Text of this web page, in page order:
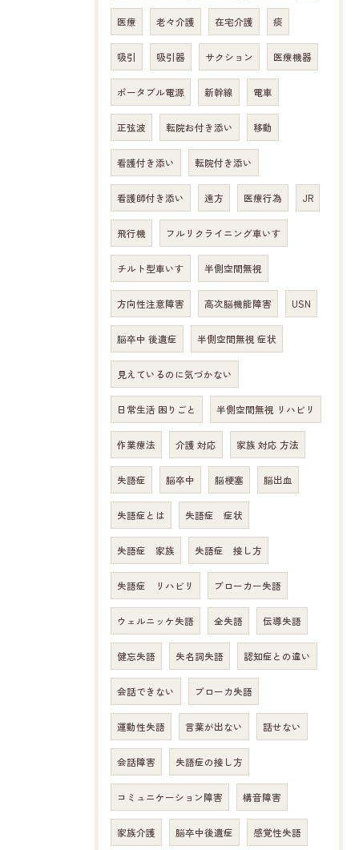
医療 老々介護 在宅介護 痰
吸引 吸引器 サクション 医療機器
ポータブル電源 新幹線 電車
正弦波 転院お付き添い 移動
看護付き添い 転院付き添い
看護師付き添い 遠方 医療行為 JR
飛行機 フルリクライニング車いす
チルト型車いす 半側空間無視
方向性注意障害 高次脳機能障害 USN
脳卒中 後遺症 半側空間無視 症状
見えているのに気づかない
日常生活 困りごと 半側空間無視 リハビリ
作業療法 介護 対応 家族 対応 方法
失語症 脳卒中 脳梗塞 脳出血
失語症とは 失語症 症状
失語症 家族 失語症 接し方
失語症 リハビリ ブローカー失語
ウェルニッケ失語 全失語 伝導失語
健忘失語 失名詞失語 認知症との違い
会話できない ブローカ失語
運動性失語 言葉が出ない 話せない
会話障害 失語症の接し方
コミュニケーション障害 構音障害
家族介護 脳卒中後遺症 感覚性失語